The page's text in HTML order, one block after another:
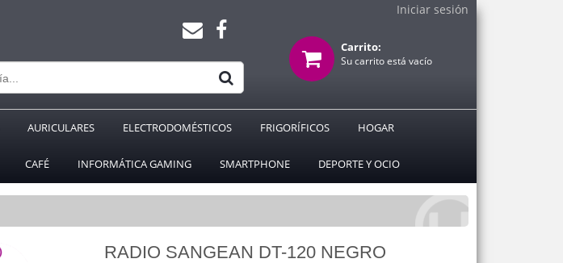
Iniciar sesión
Carrito:
Su carrito está vacío
AURICULARES ELECTRODOMÉSTICOS FRIGORÍFICOS HOGAR
CAFÉ INFORMÁTICA GAMING SMARTPHONE DEPORTE Y OCIO
RADIO SANGEAN DT-120 NEGRO